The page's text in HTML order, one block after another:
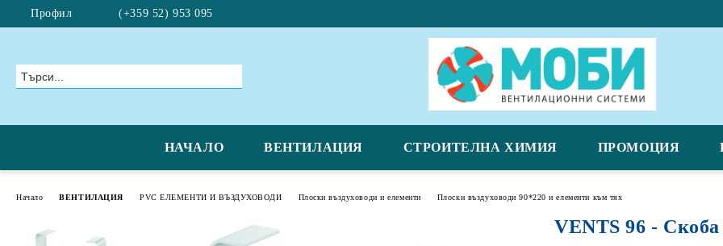
Профил (+359 52) 953 095
НАЧАЛО ВЕНТИЛАЦИЯ СТРОИТЕЛНА ХИМИЯ ПРОМОЦИЯ
Начало ВЕНТИЛАЦИЯ PVC ЕЛЕМЕНТИ И ВЪЗДУХОВОДИ Плоски въздуховоди и елементи Плоски въздуховоди 90*220 и елементи към тях
VENTS 96 -